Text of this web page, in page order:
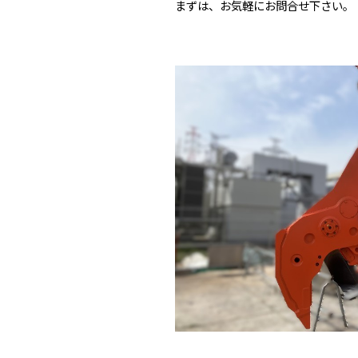
まずは、お気軽にお問合せ下さい。